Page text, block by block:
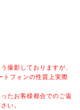
撮影しておりますが、
トフォンの性質上実際
たお客様都合でのご返
い。